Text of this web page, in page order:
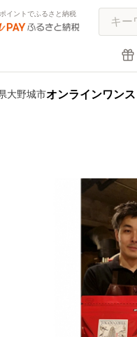
イントでふるさと納税
大野城市オンラインワン